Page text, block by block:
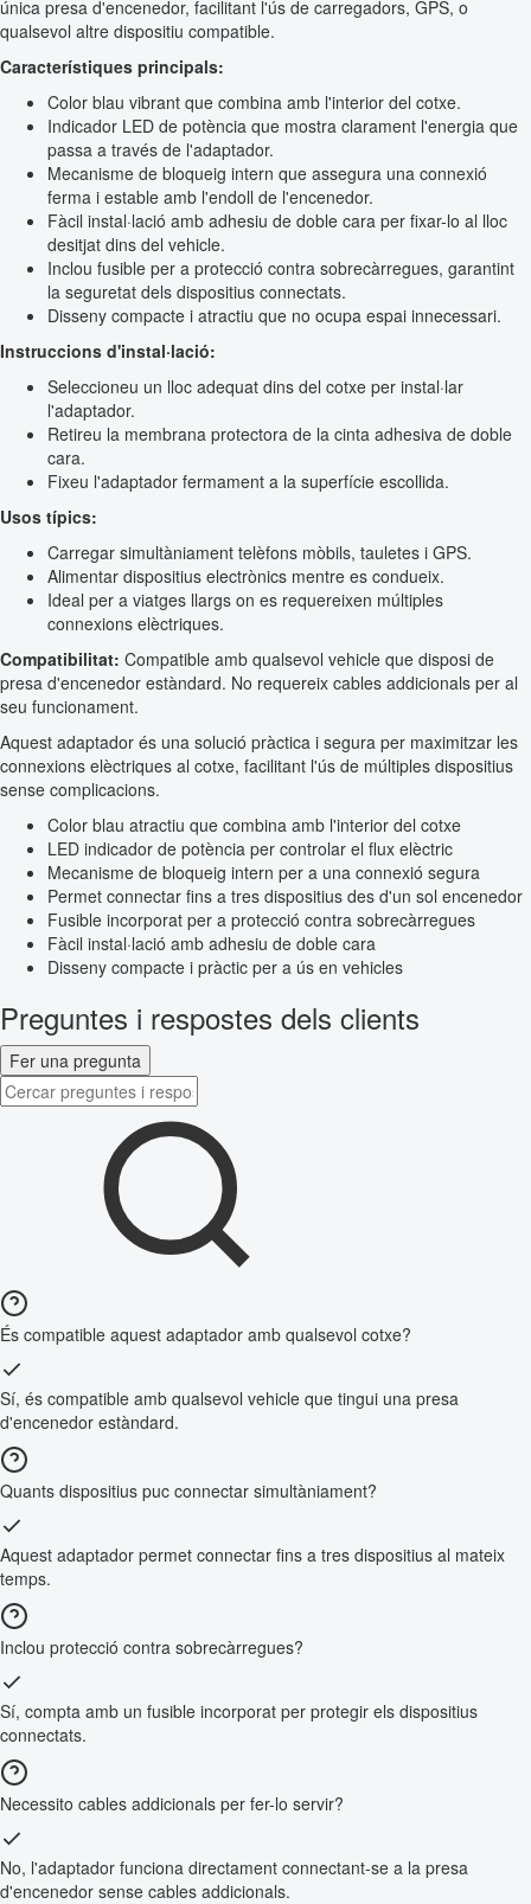
única presa d'encenedor, facilitant l'ús de carregadors, GPS, o
qualsevol altre dispositiu compatible.
Característiques principals:
Color blau vibrant que combina amb l'interior del cotxe.
Indicador LED de potència que mostra clarament l'energia que
passa a través de l'adaptador.
Mecanisme de bloqueig intern que assegura una connexió
ferma i estable amb l'endoll de l'encenedor.
Fàcil instal·lació amb adhesiu de doble cara per fixar-lo al lloc
desitjat dins del vehicle.
Inclou fusible per a protecció contra sobrecàrregues, garantint
la seguretat dels dispositius connectats.
Disseny compacte i atractiu que no ocupa espai innecessari.
Instruccions d'instal·lació:
Seleccioneu un lloc adequat dins del cotxe per instal·lar
l'adaptador.
Retireu la membrana protectora de la cinta adhesiva de doble
cara.
Fixeu l'adaptador fermament a la superfície escollida.
Usos típics:
Carregar simultàniament telèfons mòbils, tauletes i GPS.
Alimentar dispositius electrònics mentre es condueix.
Ideal per a viatges llargs on es requereixen múltiples
connexions elèctriques.
Compatibilitat: Compatible amb qualsevol vehicle que disposi de
presa d'encenedor estàndard. No requereix cables addicionals per al
seu funcionament.
Aquest adaptador és una solució pràctica i segura per maximitzar les
connexions elèctriques al cotxe, facilitant l'ús de múltiples dispositius
sense complicacions.
Color blau atractiu que combina amb l'interior del cotxe
LED indicador de potència per controlar el flux elèctric
Mecanisme de bloqueig intern per a una connexió segura
Permet connectar fins a tres dispositius des d'un sol encenedor
Fusible incorporat per a protecció contra sobrecàrregues
Fàcil instal·lació amb adhesiu de doble cara
Disseny compacte i pràctic per a ús en vehicles
Preguntes i respostes dels clients
Fer una pregunta
És compatible aquest adaptador amb qualsevol cotxe?
Sí, és compatible amb qualsevol vehicle que tingui una presa
d'encenedor estàndard.
Quants dispositius puc connectar simultàniament?
Aquest adaptador permet connectar fins a tres dispositius al mateix
temps.
Inclou protecció contra sobrecàrregues?
Sí, compta amb un fusible incorporat per protegir els dispositius
connectats.
Necessito cables addicionals per fer-lo servir?
No, l'adaptador funciona directament connectant-se a la presa
d'encenedor sense cables addicionals.